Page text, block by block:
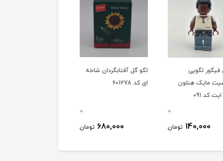
لگویی
مایک هنلون
کد 091
0
140,000 تومان
لگو گل آفتابگردان شاخه
ای کد 601278
0
680,000 تومان